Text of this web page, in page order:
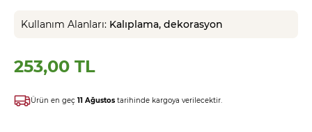
Kullanım Alanları: Kalıplama, dekorasyon
253,00 TL
Ürün en geç 11 Ağustos tarihinde kargoya verilecektir.